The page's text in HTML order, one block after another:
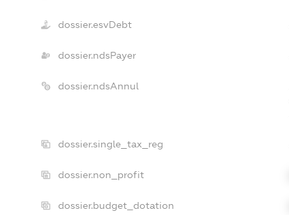
dossier.esvDebt
dossier.ndsPayer
dossier.ndsAnnul
dossier.single_tax_reg
dossier.non_profit
dossier.budget_dotation